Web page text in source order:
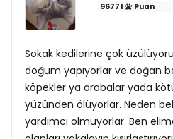
96771 Puan
Sokak kedilerine çok
doğum yapıyorlar ve doğan
köpekler ya arabalar yada
yüzünden ölüyorlar. Neden
yardımcı olmuyorlar. Ben